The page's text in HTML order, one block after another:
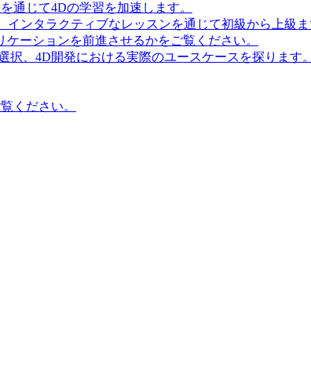
通じて4Dの学習を加速します。
ンタラクティブなレッスンを通じて初級から上級ま
ーションを前進させるかをご覧ください。
、4D開発における実際のユースケースを探ります。
ください。